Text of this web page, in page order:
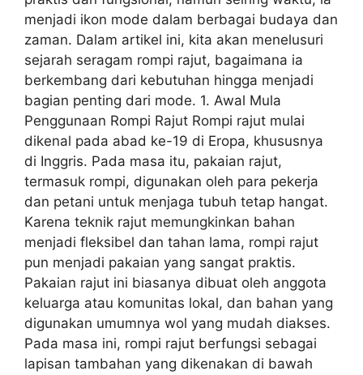
menjadi ikon mode dalam berbagai budaya dan
zaman. Dalam artikel ini, kita akan menelusuri
sejarah seragam rompi rajut, bagaimana ia
berkembang dari kebutuhan hingga menjadi
bagian penting dari mode. 1. Awal Mula
Penggunaan Rompi Rajut Rompi rajut mulai
dikenal pada abad ke-19 di Eropa, khususnya
di Inggris. Pada masa itu, pakaian rajut,
termasuk rompi, digunakan oleh para pekerja
dan petani untuk menjaga tubuh tetap hangat.
Karena teknik rajut memungkinkan bahan
menjadi fleksibel dan tahan lama, rompi rajut
pun menjadi pakaian yang sangat praktis.
Pakaian rajut ini biasanya dibuat oleh anggota
keluarga atau komunitas lokal, dan bahan yang
digunakan umumnya wol yang mudah diakses.
Pada masa ini, rompi rajut berfungsi sebagai
lapisan tambahan yang dikenakan di bawah